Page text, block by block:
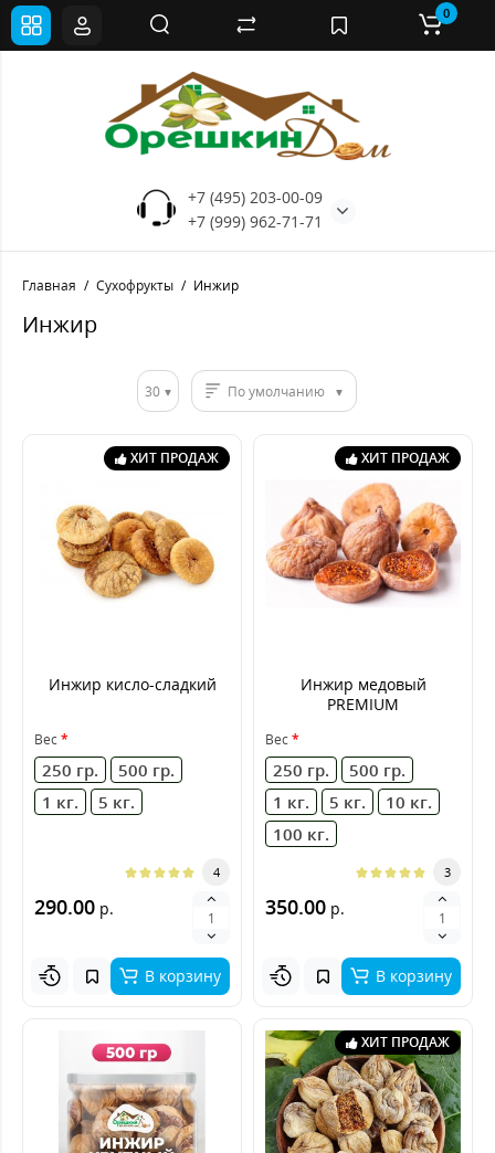
+7 (495) 203-00-09
+7 (999) 962-71-71
0
Главная Сухофрукты Инжир
Инжир
30 По умолчанию
ХИТ ПРОДАЖ
Инжир кисло-сладкий
Вес
250 гр.
500 гр.
1 кг.
5 кг.
4
290.00 р.
В корзину
ХИТ ПРОДАЖ
Инжир медовый
PREMIUM
Вес
250 гр.
500 гр.
1 кг.
5 кг.
10 кг.
100 кг.
3
350.00 р.
В корзину
ХИТ ПРОДАЖ